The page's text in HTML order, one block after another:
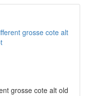
grosse cote alt old